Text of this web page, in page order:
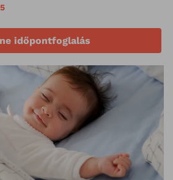
időpontfoglalás